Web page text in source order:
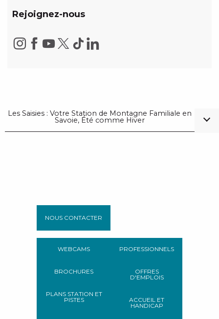
Rejoignez-nous
Les Saisies : Votre Station de Montagne Familiale en
Savoie, Été comme Hiver
NOUS CONTACTER
WEBCAMS
BROCHURES
PLANS STATION ET
PISTES
PROFESSIONNELS
OFFRES
D'EMPLOIS
ACCUEIL ET
HANDICAP